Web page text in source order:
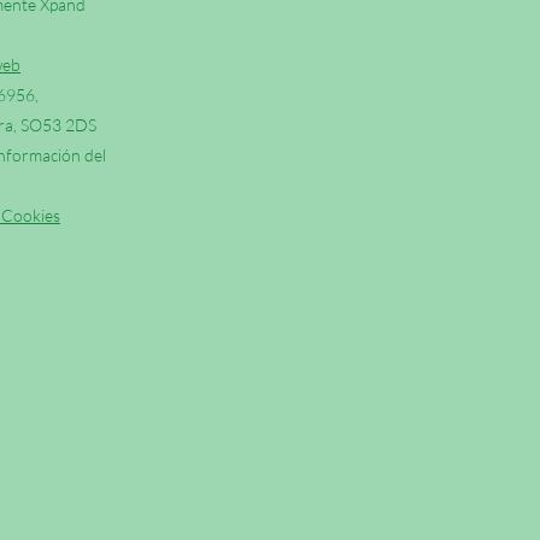
Xpand
SO53 2DS
del